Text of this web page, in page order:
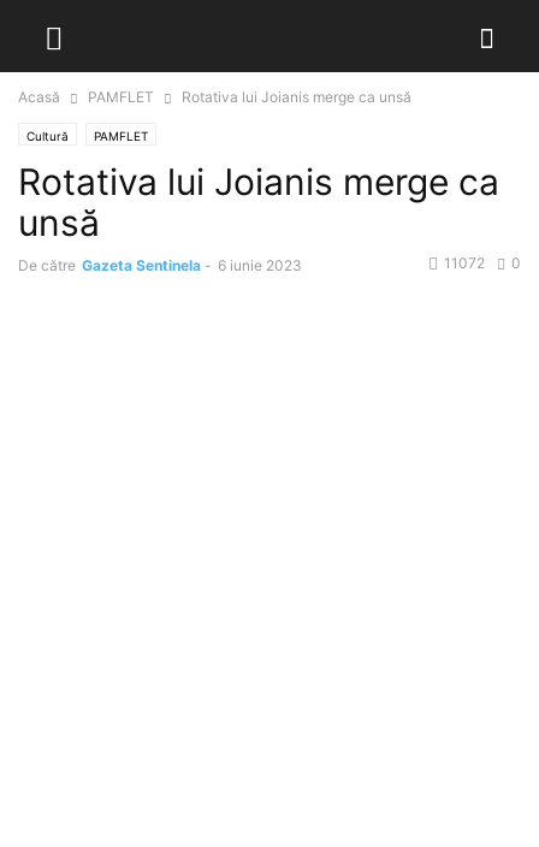
Acasă PAMFLET Rotativa lui Joianis merge ca unsă
Cultură PAMFLET
Rotativa lui Joianis merge ca
unsă
De către Gazeta Sentinela - 6 iunie 2023 0
11072